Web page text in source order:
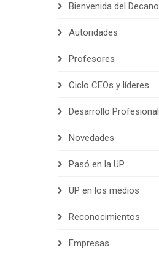
Bienvenida del Decano
Autoridades
Profesores
Ciclo CEOs y líderes
Desarrollo Profesional
Novedades
Pasó en la UP
UP en los medios
Reconocimientos
Empresas